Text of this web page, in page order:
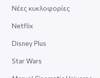
Νέες κυκλοφορίες
Netflix
Disney Plus
Star Wars